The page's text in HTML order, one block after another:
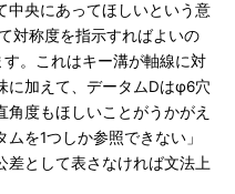
央にあってほしいという意
対称度を指示すればよいの
。これはキー溝が軸線に対
に加えて、データムDはφ6穴
度もほしいことがうかがえ
を1つしか参照できない」
差として表さなければ文法上